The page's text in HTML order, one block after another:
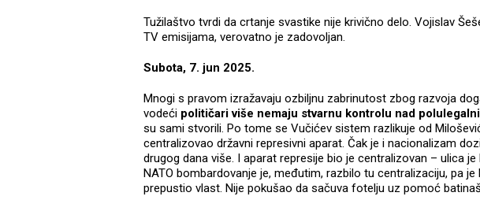
Tužilaštvo tvrdi da crtanje svastike nije krivično delo. Vojislav
TV emisijama, verovatno je zadovoljan.
Subota, 7. jun 2025.
Mnogi s pravom izražavaju ozbiljnu zabrinutost zbog razvoja
vodeći političari više nemaju stvarnu kontrolu nad
su sami stvorili. Po tome se Vučićev sistem razlikuje od
centralizovao državni represivni aparat. Čak je i nacionalizam
drugog dana više. I aparat represije bio je centralizovan – ulica
NATO bombardovanje je, međutim, razbilo tu centralizaciju, pa
prepustio vlast. Nije pokušao da sačuva fotelju uz pomoć